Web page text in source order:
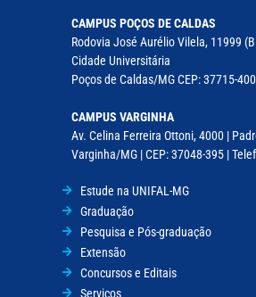
CAMPUS POÇOS DE CALDAS
Rodovia José Aurélio Vilela, 11999
Cidade Universitária
Poços de Caldas/MG CEP: 37715-
CAMPUS VARGINHA
Av. Celina Ferreira Ottoni, 4000 |
Varginha/MG | CEP: 37048-395 |
Estude na UNIFAL-MG
Graduação
Pesquisa e Pós-graduação
Extensão
Concursos e Editais
Serviços